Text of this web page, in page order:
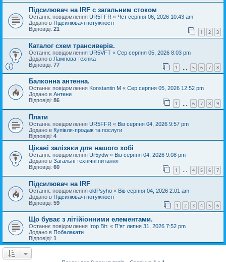
Підсилювач на IRF с загальним стоком
Останнє повідомлення UR5FFR « Чет серпня 06, 2026 10:43 am
Додано в Підсилювачі потужності
Відповіді: 21 1 2 3
Каталог схем трансиверів.
Останнє повідомлення UR5VFT « Сер серпня 05, 2026 8:03 pm
Додано в Лампова техніка
Відповіді: 77 1 5 6 7 8
Балконна антенна.
Останнє повідомлення Konstantin M « Сер серпня 05, 2026 12:52 pm
Додано в Антени
Відповіді: 86 1 6 7 8 9
Плати
Останнє повідомлення UR5FFR « Вів серпня 04, 2026 9:57 pm
Додано в Купівля-продаж та послуги
Відповіді: 4
Цікаві залізяки для нашого хобі
Останнє повідомлення Ur5ydw « Вів серпня 04, 2026 9:08 pm
Додано в Загальні технічні питання
Відповіді: 60 1 … 4 5 6 7
Підсилювач на IRF
Останнє повідомлення oldPsyho « Вів серпня 04, 2026 2:01 am
Додано в Підсилювачі потужності
Відповіді: 59 1 2 3 4 5 6
Що буває з літійіонними елементами.
Останнє повідомлення Ігор Віт. « П'ят липня 31, 2026 7:52 pm
Додано в Побалакати
Відповіді: 1